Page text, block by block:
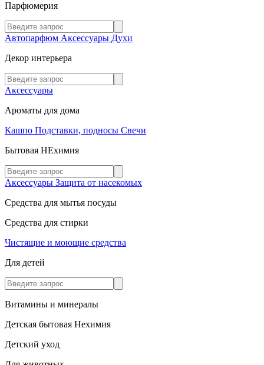
Парфюмерия
Автопарфюм Аксессуары Духи
Декор интерьера
Аксессуары
Ароматы для дома
Кашпо Подставки, подносы Свечи
Бытовая НЕхимия
Аксессуары Защита от насекомых
Средства для мытья посуды
Средства для стирки
Чистящие и моющие средства
Для детей
Витамины и минералы
Детская бытовая Нехимия
Детский уход